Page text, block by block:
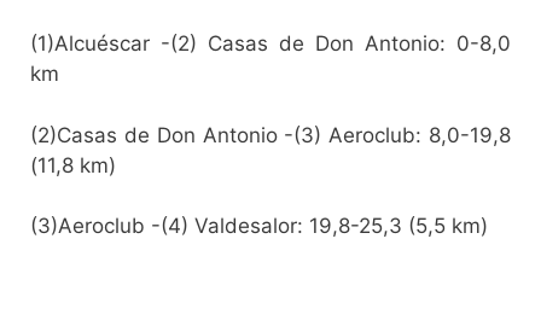
(1)Alcuéscar -(2) Casas de Don Antonio: 0-8,0
km
(2)Casas de Don Antonio -(3) Aeroclub: 8,0-19,8
(11,8 km)
(3)Aeroclub -(4) Valdesalor: 19,8-25,3 (5,5 km)